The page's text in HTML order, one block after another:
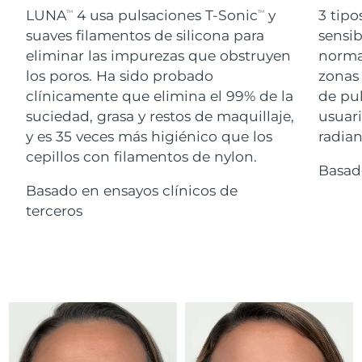
LUNATM 4 usa pulsaciones T-SonicTM
y
suaves filamentos de silicona para
eliminar las impurezas que obstruyen
los poros. Ha sido probado
clínicamente que elimina el 99% de la
suciedad, grasa y restos de maquillaje,
y es 35 veces más higiénico que los
cepillos con filamentos de nylon.
Basado en ensayos clínicos de
terceros
3
de
For healthy hair
18% PAP
Cosméticos Hombres
Comprar todo
FOREO APP
Israel Entrega prevista 12/08/2026
Italia Entrega prevista08/08/2026
Japón Entrega prevista 11/08/2026
Jersey Entrega prevista 13/08/2026
10/08/2026
Kuwait
Lituania Entrega prevista08/08/2026